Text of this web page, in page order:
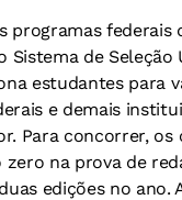
programas federais
Sistema de Seleção
estudantes para
e demais
Para concorrer, os
na prova de
edições no ano.